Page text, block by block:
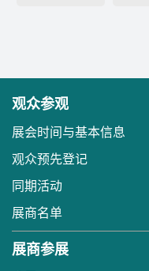
观众参观
展会时间与基本信息
观众预先登记
同期活动
展商名单
展商参展